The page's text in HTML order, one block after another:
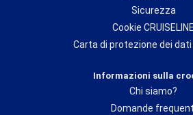
Sicurezza
Cookie CRUISELINE
Carta di protezione dei
Informazioni sulla
Chi siamo?
Domande